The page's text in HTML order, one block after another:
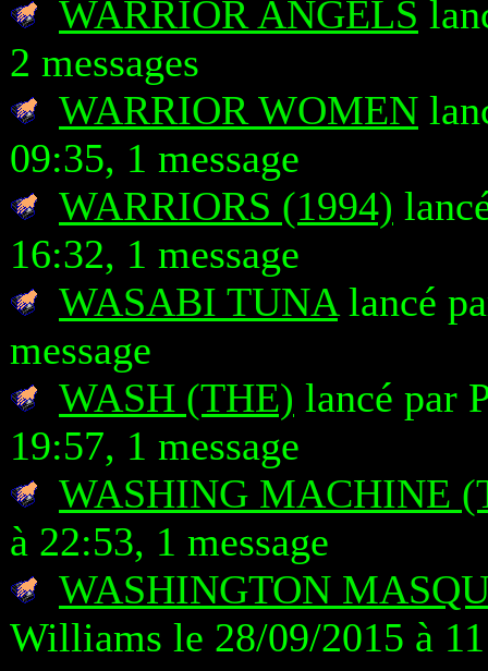
WARRIOR ANGELS
2 messages
WARRIOR WOMEN
09:35, 1 message
WARRIORS (1994)
16:32, 1 message
WASABI TUNAlancé
message
WASH (THE) lancé par
19:57, 1 message
WASHING MACHINE
à 22:53, 1 message
WASHINGTON
Williams le 28/09/2015 à